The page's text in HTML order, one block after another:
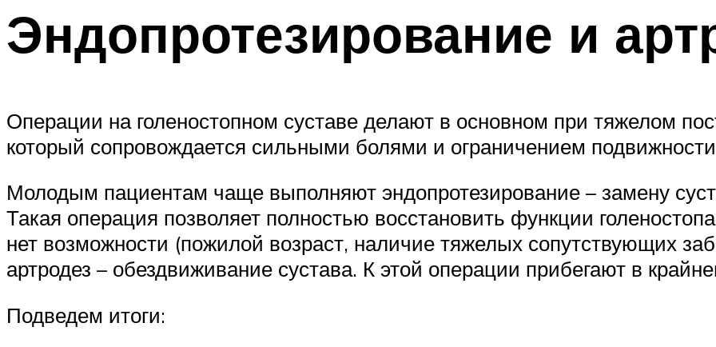
Эндопротезирование и
Операции на голеностопном суставе делают в основном при тяжелом
который сопровождается сильными болями и ограничением подвижности
Молодым пациентам чаще выполняют эндопротезирование – замену
Такая операция позволяет полностью восстановить функции
нет возможности (пожилой возраст, наличие тяжелых сопутствующих
артродез – обездвиживание сустава. К этой операции прибегают в
Подведем итоги: